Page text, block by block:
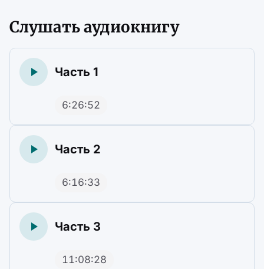
Слушать аудиокнигу
Часть 1
6:26:52
Часть 2
6:16:33
Часть 3
11:08:28